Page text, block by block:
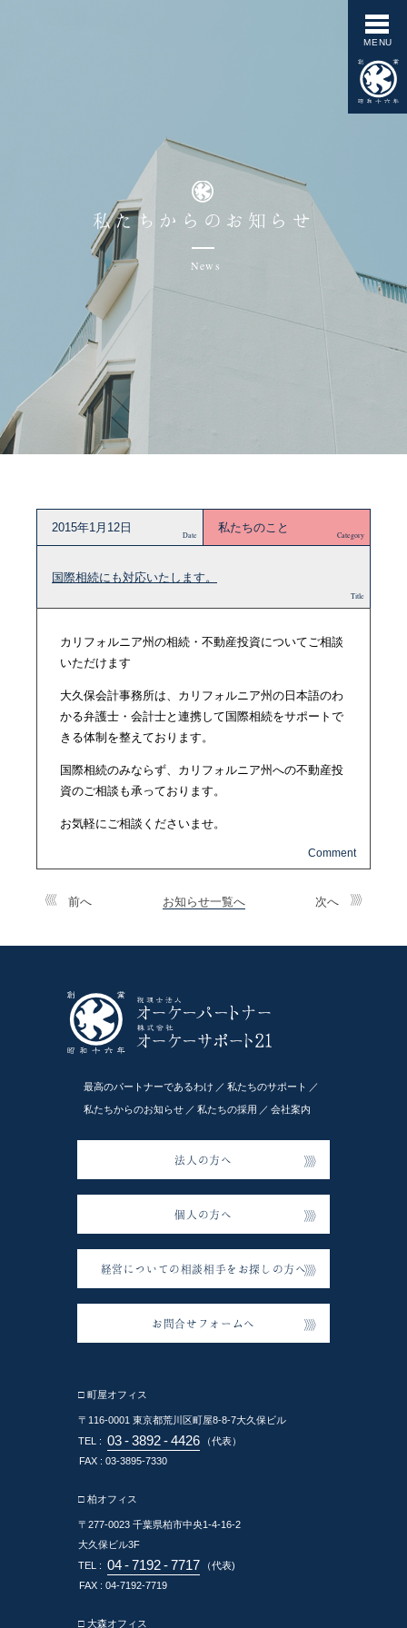
私たちからのお知らせ
News
2015年1月12日
Date
私たちのこと
Category
国際相続にも対応いたします。
Title
カリフォルニア州の相続・不動産投資についてご相談
いただけます
大久保会計事務所は、カリフォルニア州の日本語のわ
かる弁護士・会計士と連携して国際相続をサポートで
きる体制を整えております。
国際相続のみならず、カリフォルニア州への不動産投
資のご相談も承っております。
お気軽にご相談くださいませ。
前へ お知らせ一覧へ 次へ
最高のパートナーであるわけ 私たちのサポート
私たちからのお知らせ 私たちの採用 会社案内
法人の方へ
個人の方へ
経営についての相談相手をお探しの方へ
お問合せフォームへ
□ 町屋オフィス
〒116-0001 東京都荒川区町屋8-8-7大久保ビル
TEL : 03 - 3892 - 4426
（代表）
FAX : 03-3895-7330
□ 柏オフィス
〒277-0023 千葉県柏市中央1-4-16-2
大久保ビル3F
TEL : 04 - 7192 - 7717
（代表)
FAX : 04-7192-7719
□ 大森オフィス